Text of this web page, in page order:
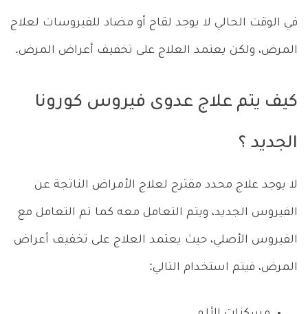
في الوقت الحالي لا يوجد لقاح أو مضاد للفيروسات لعلاج
المرض، ولكن يعتمد العلاج على تخفيف أعراض المرض.
كيف يتم علاج عدوى فيروس كورونا
الجديد ؟
لا يوجد علاج محدد مقترح لعلاج الأمراض الناتجة عن
الفيروس الجديد، ويتم التعامل معه كما تم التعامل مع
الفيروس الأصلي، حيث يعتمد العلاج على تخفيف أعراض
المرض، فيتم استخدام التالي: